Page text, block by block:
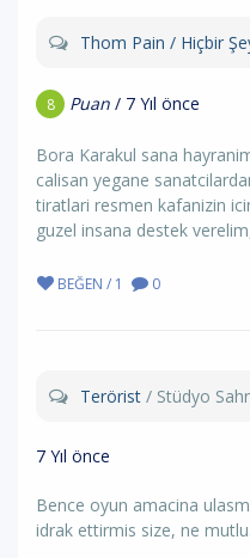
Thom Pain / Hiçbir
8 Puan / 7 Yıl önce
Bora Karakul sana
calisan yegane
tiratlari resmen kafanizin
guzel insana destek
BEĞEN / 1 0
Terörist / Stüdyo
7 Yıl önce
Bence oyun amacina
idrak ettirmis size, ne mutlu.